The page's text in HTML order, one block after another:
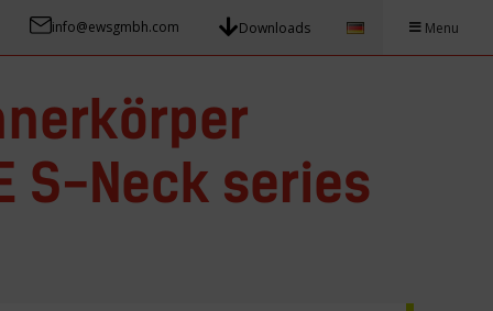
info@ewsgmbh.com Downloads Menu
S-Neck series